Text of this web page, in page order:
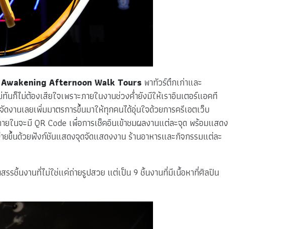
Awakening Afternoon Walk Tours พาทัวร์ตึกเก่าและ
ก็ไม่ต้องเสียใจเพราะภายในงานช่วงค่ำยังมีให้เราอินเตอร์แอคที
นเลยเพิ่มมาตรการขึ้นมาให้ทุกคนได้อุ่นใจด้วยการครีเอตเว็บ
ยในจะมี QR Code เพื่อการเช็คอินเข้าชมผลงานแต่ละจุด พร้อมแสดง
ขึ้นด้วยฟังก์ชันแสดงจุดจัดแสดงงาน ร้านอาหารและกิจกรรมแต่ละ
รชิ้นงานที่ไม่ใช่แค่ถ่ายรูปสวย แต่เป็น 9 ชิ้นงานที่มีเนื้อหาที่ศิลปิน